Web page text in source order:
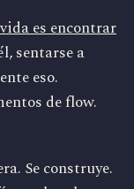
es encontrar
sentarse a
eso.
de flow.
Se construye.